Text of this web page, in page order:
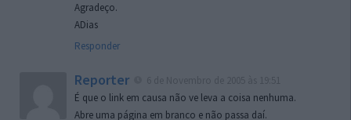
Agradeço.
ADias
Responder
Reporter
É que o link em causa não ve leva a coisa nenhuma.
Abre uma página em branco e não passa daí.